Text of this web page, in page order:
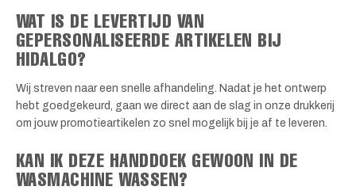
WAT IS DE LEVERTIJD VAN
GEPERSONALISEERDE ARTIKELEN BIJ
HIDALGO?
Wij streven naar een snelle afhandeling. Nadat je het ontwerp
hebt goedgekeurd, gaan we direct aan de slag in onze drukkerij
om jouw promotieartikelen zo snel mogelijk bij je af te leveren.
KAN IK DEZE HANDDOEK GEWOON IN DE
WASMACHINE WASSEN?